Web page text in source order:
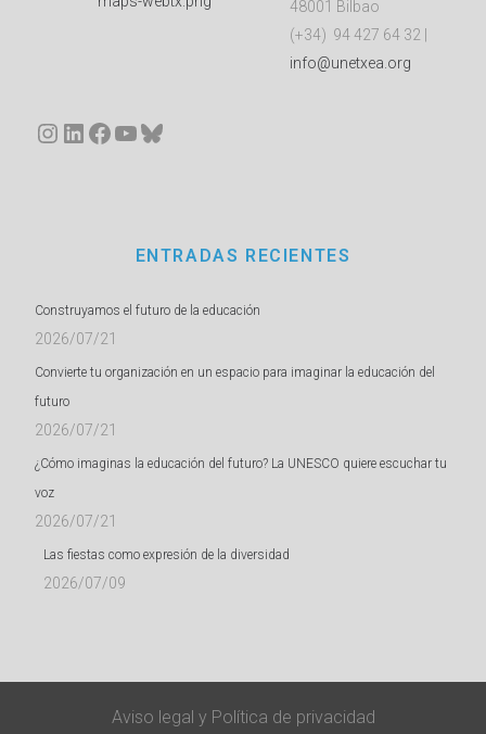
48001 Bilbao
(+34) 94 427 64 32 |
info@unetxea.org
Instagram
LinkedIn
Facebook
YouTube
Bluesky
ENTRADAS RECIENTES
Construyamos el futuro de la educación
2026/07/21
Convierte tu organización en un espacio para imaginar la educación del
futuro
2026/07/21
¿Cómo imaginas la educación del futuro? La UNESCO quiere escuchar tu
voz
2026/07/21
Las fiestas como expresión de la diversidad
2026/07/09
Aviso legal y Política de privacidad